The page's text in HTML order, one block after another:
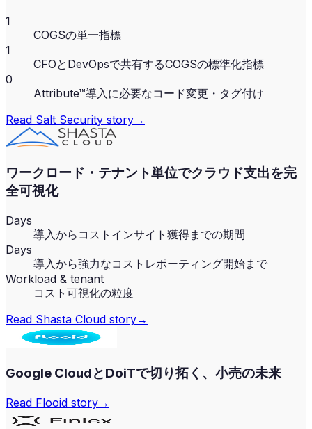
1
COGSの単一指標
1
CFOとDevOpsで共有するCOGSの標準化指標
0
Attribute™導入に必要なコード変更・タグ付け
Read Salt Security story→
ワークロード・テナント単位でクラウド支出を完
全可視化
Days
導入からコストインサイト獲得までの期間
Days
導入から強力なコストレポーティング開始まで
Workload & tenant
コスト可視化の粒度
Read Shasta Cloud story→
Google CloudとDoiTで切り拓く、小売の未来
Read Flooid story→